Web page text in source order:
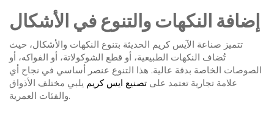
إضافة النكهات والتنوع في الأشكال
تتميز صناعة الآيس كريم الحديثة بتنوع النكهات والأشكال، حيث
تُضاف النكهات الطبيعية، أو قطع الشوكولاتة، أو الفواكه، أو
الصوصات الخاصة بدقة عالية. هذا التنوع عنصر أساسي في نجاح أي
علامة تجارية تعتمد على تصنيع ايس كريم يلبي مختلف الأذواق
والفئات العمرية.